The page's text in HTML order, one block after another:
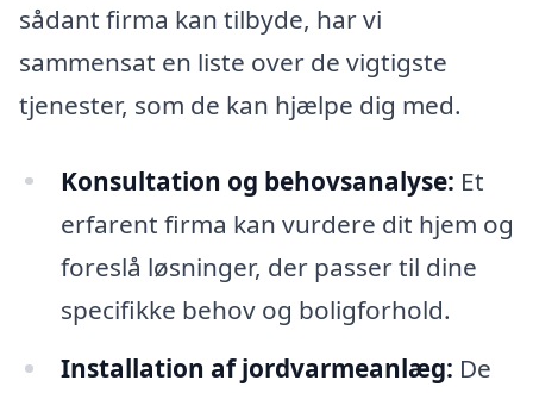
sådant firma kan tilbyde, har vi
sammensat en liste over de vigtigste
tjenester, som de kan hjælpe dig med.
Konsultation og behovsanalyse: Et
erfarent firma kan vurdere dit hjem og
foreslå løsninger, der passer til dine
specifikke behov og boligforhold.
Installation af jordvarmeanlæg: De